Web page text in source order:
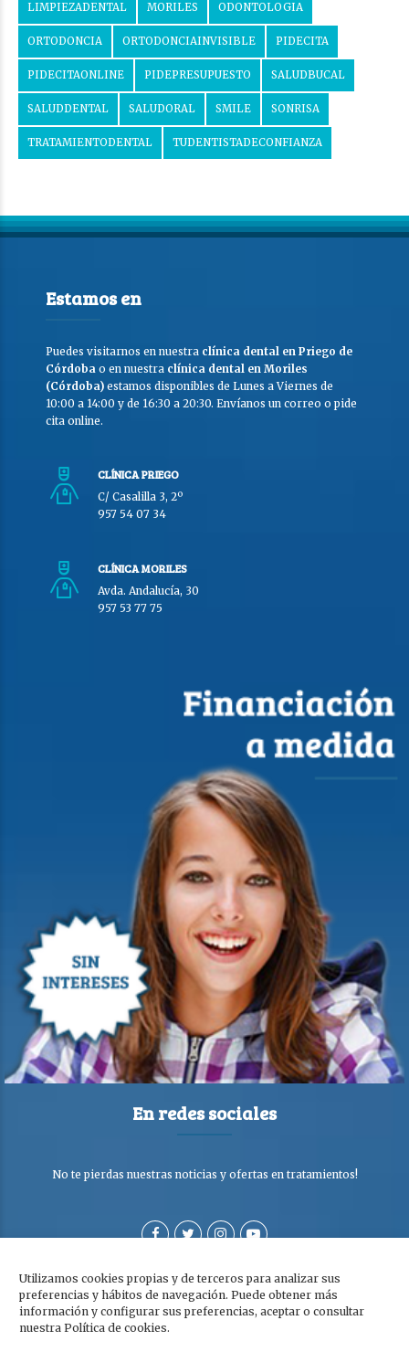
Utilizamos cookies propias y de terceros para analizar sus
preferencias y hábitos de navegación. Puede obtener más
información y configurar sus preferencias, aceptar o consultar
nuestra Política de cookies.
LIMPIEZADENTAL MORILES ODONTOLOGIA
ORTODONCIA ORTODONCIAINVISIBLE PIDECITA
PIDECITAONLINE PIDEPRESUPUESTO SALUDBUCAL
SALUDDENTAL SALUDORAL SMILE SONRISA
TRATAMIENTODENTAL TUDENTISTADECONFIANZA
Estamos en
Puedes visitarnos en nuestra clínica dental en Priego de
Córdoba o en nuestra clínica dental en Moriles
(Córdoba) estamos disponibles de Lunes a Viernes de
10:00 a 14:00 y de 16:30 a 20:30. Envíanos un correo o pide
cita online.
CLÍNICA PRIEGO
C/ Casalilla 3, 2º
957 54 07 34
CLÍNICA MORILES
Avda. Andalucía, 30
957 53 77 75
En redes sociales
No te pierdas nuestras noticias y ofertas en tratamientos!